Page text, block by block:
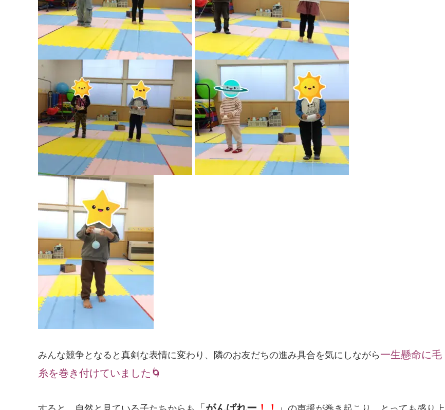
みんな競争となると真剣な表情に変わり、隣のお友だちの進み具合を気にしながら 一生懸命に毛
糸を巻き付けていました🌀